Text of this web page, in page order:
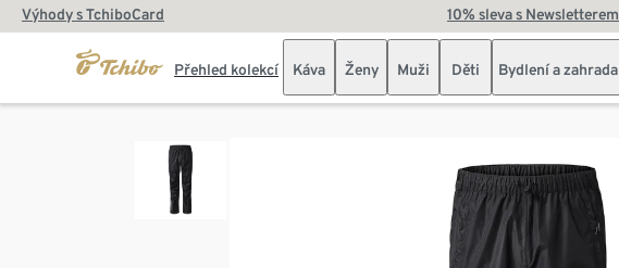
Výhody s TchiboCard 10% sleva s Newsletterem
Přehled kolekcí Káva Ženy Muži Děti Bydlení a zahrada